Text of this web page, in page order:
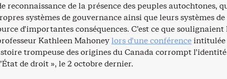
reconnaissance de la présence des peuples autochtones,
systèmes de gouvernance ainsi que leurs systèmes de
d’importantes conséquences. C’est ce que soulignaient
Kathleen Mahoneylors d’une conférenceintitulée
trompeuse des origines du Canada corrompt l’identité
de droit », le 2 octobre dernier.